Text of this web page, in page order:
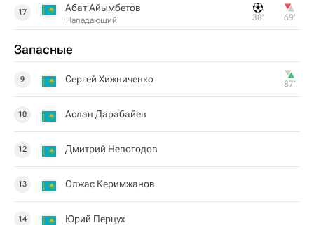
17 Абат Айымбетов
Нападающий 38‎’‎ 69‎’‎
Запасные
9 Сергей Хижниченко 87‎’‎
10 Аслан Дарабайев
12 Дмитрий Непогодов
13 Олжас Керимжанов
14 Юрий Перцух